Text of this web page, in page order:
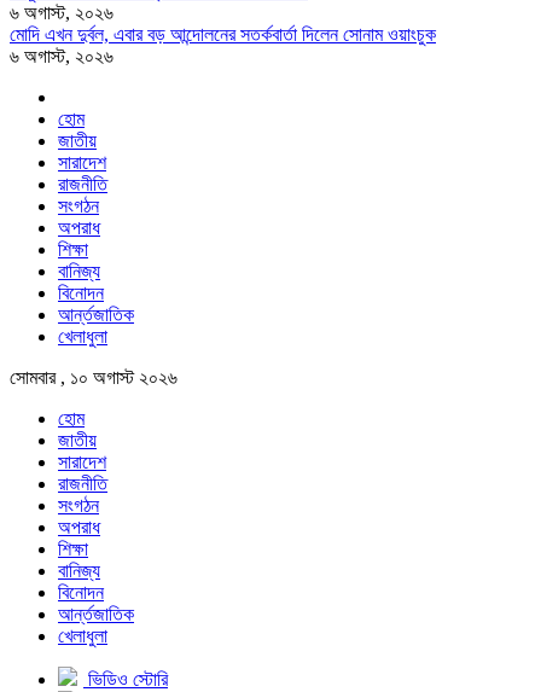
৬ অগাস্ট, ২০২৬
মোদি এখন দুর্বল, এবার বড় আন্দোলনের সতর্কবার্তা দিলেন সোনাম ওয়াংচুক
৬ অগাস্ট, ২০২৬
হোম
জাতীয়
সারাদেশ
রাজনীতি
সংগঠন
অপরাধ
শিক্ষা
বানিজ্য
বিনোদন
আর্ন্তজাতিক
খেলাধুলা
সোমবার , ১০ অগাস্ট ২০২৬
হোম
জাতীয়
সারাদেশ
রাজনীতি
সংগঠন
অপরাধ
শিক্ষা
বানিজ্য
বিনোদন
আর্ন্তজাতিক
খেলাধুলা
ভিডিও স্টোরি